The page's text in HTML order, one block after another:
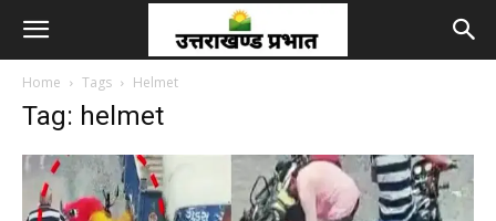
Home Tags Helmet
Tag: helmet